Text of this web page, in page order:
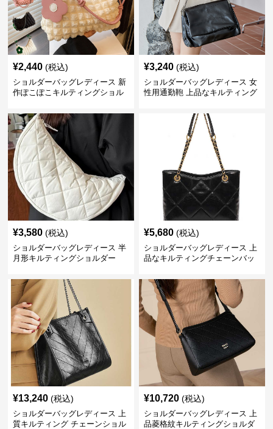
¥2,440 (税込)
ショルダーバッグレディース 新
作ぽこぽこキルティングショル
¥3,240 (税込)
ショルダーバッグレディース 女
性用通勤鞄 上品なキルティング
¥3,580 (税込)
ショルダーバッグレディース 半
月形キルティングショルダー
¥5,680 (税込)
ショルダーバッグレディース 上
品なキルティングチェーンバッ
¥13,240 (税込)
ショルダーバッグレディース 上
質キルティング チェーンショル
¥10,720 (税込)
ショルダーバッグレディース 上
品菱格紋キルティングショルダ